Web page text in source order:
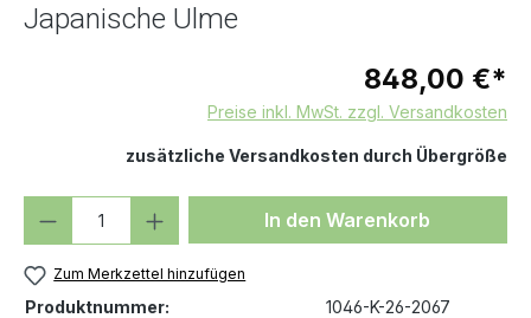
Japanische Ulme
848,00 €*
Preise inkl. MwSt. zzgl. Versandkosten
zusätzliche Versandkosten durch Übergröße
Produkt Anzahl: Gib denIn den Warenkorb
Zum Merkzettel hinzufügen
Produktnummer:
1046-K-26-2067